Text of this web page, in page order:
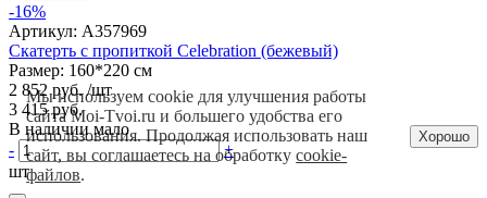
-16%
Артикул: A357969
Скатерть с пропиткой Celebration (бежевый)
Размер: 160*220 см
2 852 руб. /шт
3 415 руб.
В наличии мало
-
+
шт
Мы используем cookie для улучшения работы
сайта Moi-Tvoi.ru и большего удобства его
использования. Продолжая использовать наш
сайт, вы соглашаетесь на обработкуcookie-
файлов.
Хорошо